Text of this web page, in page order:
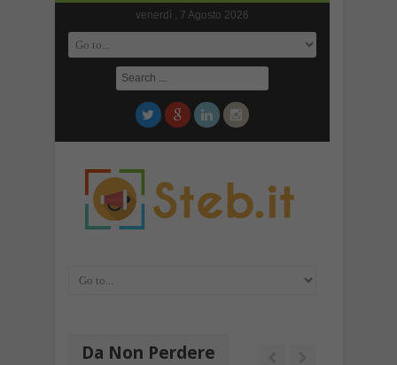
venerdì , 7 Agosto 2026
Da Non Perdere